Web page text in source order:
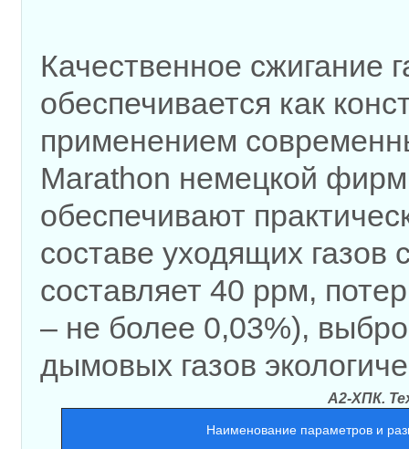
Качественное сжигание
обеспечивается как
применением
Marathon немецкой
обеспечивают
составе уходящих газов
составляет 40 ррм,
– не более 0,03%),
дымовых газов
А2-ХПК.
Наименование параметров и